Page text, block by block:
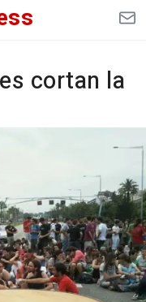
cortan la